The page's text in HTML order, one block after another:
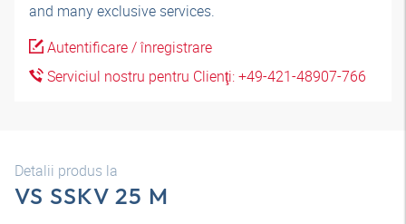
and many exclusive services.
Autentificare / înregistrare
Serviciul nostru pentru Clienţi: +49-421-48907-766
Detalii produs la
VS SSKV 25 M